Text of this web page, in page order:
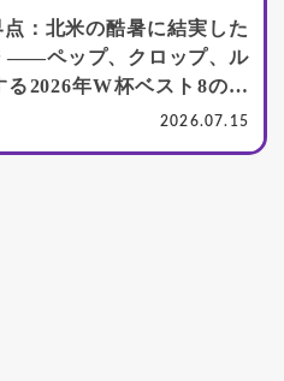
：北米の酷暑に結実した
――ペップ、クロップ、ル
2026年W杯ベスト8の深
2026.07.15